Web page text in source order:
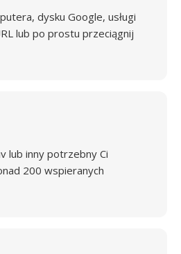
dysku Google, usługi
lub po prostu przeciągnij
lub inny potrzebny Ci
200 wspieranych